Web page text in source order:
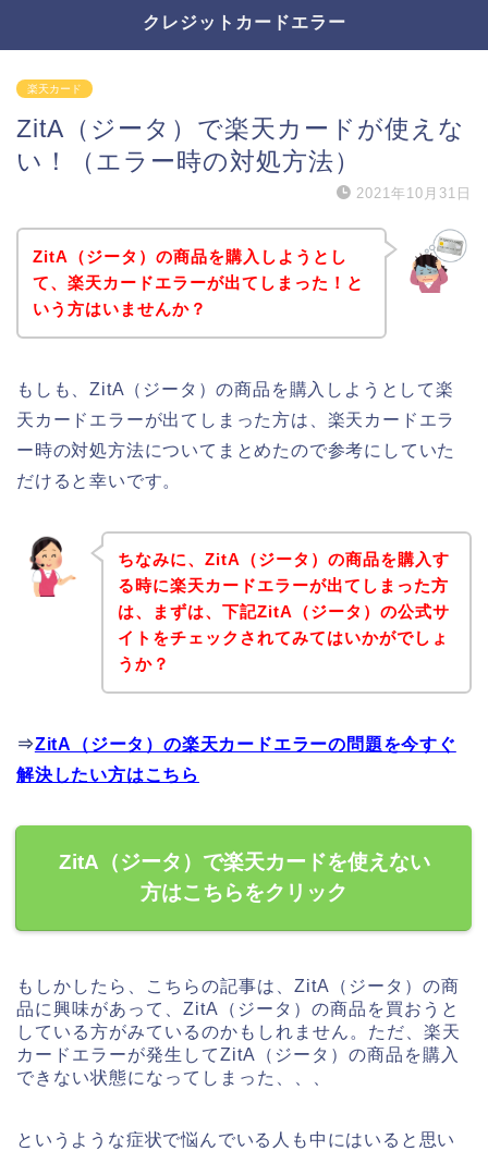
クレジットカードエラー
楽天カード
ZitA（ジータ）で楽天カードが使えな
い！（エラー時の対処方法）
2021年10月31日
ZitA（ジータ）の商品を購入しようとし
て、楽天カードエラーが出てしまった！と
いう方はいませんか？
もしも、ZitA（ジータ）の商品を購入しようとして楽
天カードエラーが出てしまった方は、楽天カードエラ
ー時の対処方法についてまとめたので参考にしていた
だけると幸いです。
ちなみに、ZitA（ジータ）の商品を購入す
る時に楽天カードエラーが出てしまった方
は、まずは、下記ZitA（ジータ）の公式サ
イトをチェックされてみてはいかがでしょ
うか？
⇒ZitA（ジータ）の楽天カードエラーの問題を今すぐ
解決したい方はこちら
ZitA（ジータ）で楽天カードを使えない
方はこちらをクリック
もしかしたら、こちらの記事は、ZitA（ジータ）の商
品に興味があって、ZitA（ジータ）の商品を買おうと
している方がみているのかもしれません。ただ、楽天
カードエラーが発生してZitA（ジータ）の商品を購入
できない状態になってしまった、、、
というような症状で悩んでいる人も中にはいると思い